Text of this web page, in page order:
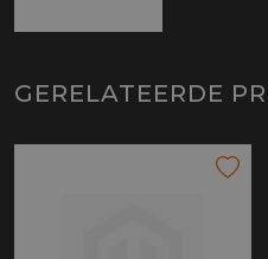
GERELATEERDE